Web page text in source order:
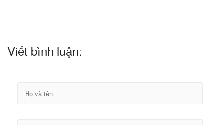
Viết bình luận: